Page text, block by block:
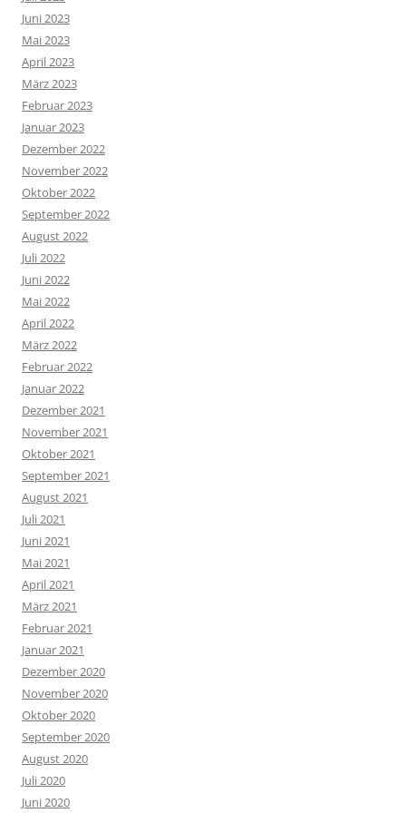
Juni 2023
Mai 2023
April 2023
März 2023
Februar 2023
Januar 2023
Dezember 2022
November 2022
Oktober 2022
September 2022
August 2022
Juli 2022
Juni 2022
Mai 2022
April 2022
März 2022
Februar 2022
Januar 2022
Dezember 2021
November 2021
Oktober 2021
September 2021
August 2021
Juli 2021
Juni 2021
Mai 2021
April 2021
März 2021
Februar 2021
Januar 2021
Dezember 2020
November 2020
Oktober 2020
September 2020
August 2020
Juli 2020
Juni 2020